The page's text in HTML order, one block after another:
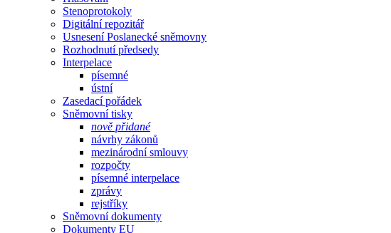
Stenoprotokoly
Digitální repozitář
Usnesení Poslanecké sněmovny
Rozhodnutí předsedy
Interpelace
písemné
ústní
Zasedací pořádek
Sněmovní tisky
nově přidané
návrhy zákonů
mezinárodní smlouvy
rozpočty
písemné interpelace
zprávy
rejstříky
Sněmovní dokumenty
Dokumenty EU